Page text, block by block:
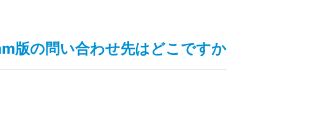
版の問い合わせ先はどこですか